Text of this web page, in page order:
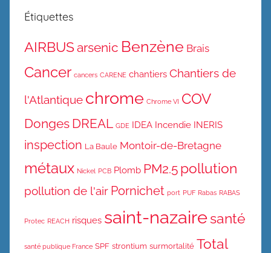
Étiquettes
AIRBUSarsenic Benzène Brais
Cancer cancers CARENE chantiers Chantiers de
l'Atlantique chrome Chrome VI COV
Donges DREAL GDE IDEA Incendie INERIS
inspection La Baule Montoir-de-Bretagne
métaux Nickel PCB Plomb PM2.5 pollution
pollution de l'air Pornichet port PUF Rabas RABAS
Protec REACH risques saint-nazairesanté
santé publique France SPF strontium surmortalité Total